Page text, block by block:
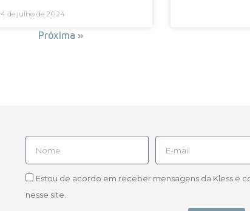
4 de julho de 2024
Próxima »
Estou de acordo em receber mensagens da Kless e
nesse site.